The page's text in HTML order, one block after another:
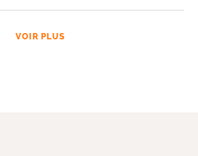
VOIR PLUS